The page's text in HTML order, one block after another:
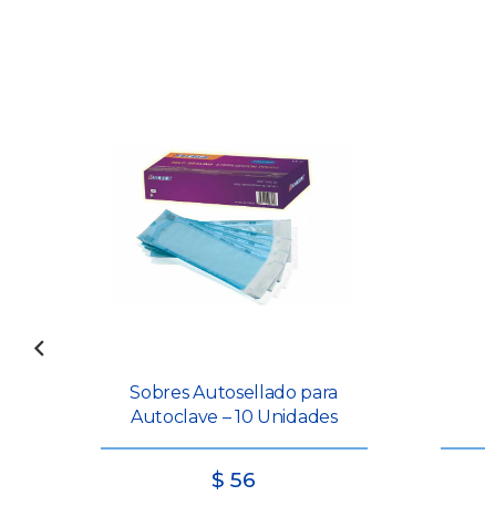
Sobres Autosellado para
Autoclave – 10 Unidades
$56